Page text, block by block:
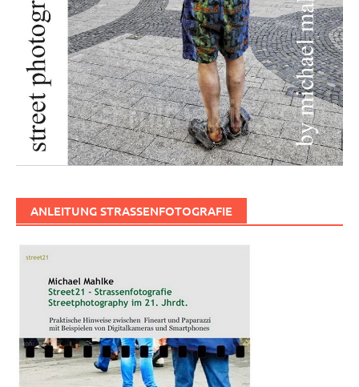
ANLEITUNG STRASSENFOTOGRAFIE